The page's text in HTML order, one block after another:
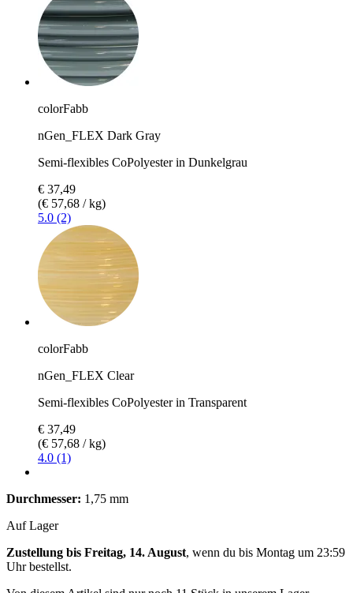
colorFabb
nGen_FLEX Dark Gray
Semi-flexibles CoPolyester in Dunkelgrau
€ 37,49
(€ 57,68 / kg)
5.0 (2)
colorFabb
nGen_FLEX Clear
Semi-flexibles CoPolyester in Transparent
€ 37,49
(€ 57,68 / kg)
4.0 (1)
Durchmesser: 1,75 mm
Auf Lager
Zustellung bis Freitag, 14. August, wenn du bis Montag um 23:59
Uhrbestellst.